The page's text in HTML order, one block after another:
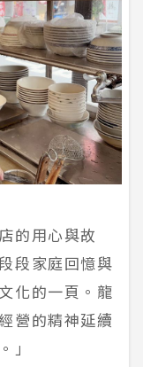
的用心與故
段家庭回憶與
化的一頁。龍
營的精神延續
」